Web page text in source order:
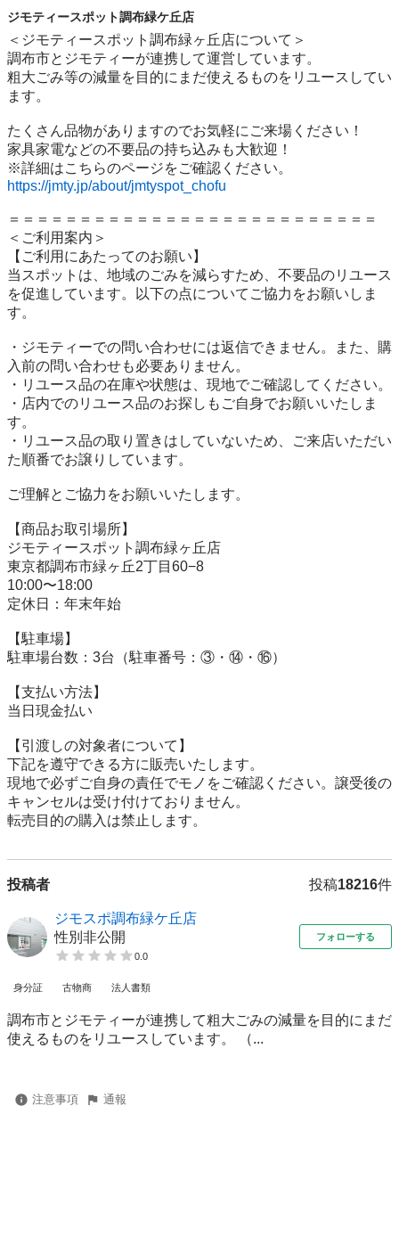
ジモティースポット調布緑ケ丘店
＜ジモティースポット調布緑ヶ丘店について＞
調布市とジモティーが連携して運営しています。
粗⼤ごみ等の減量を⽬的にまだ使えるものをリユースしてい
ます。
たくさん品物がありますのでお気軽にご来場ください！
家具家電などの不要品の持ち込みも大歓迎！
https://jmty.jp/about/jmtyspot_chofu
＝＝＝＝＝＝＝＝＝＝＝＝＝＝＝＝＝＝＝＝＝＝＝＝＝＝
＜ご利用案内＞
【ご利用にあたってのお願い】
当スポットは、地域のごみを減らすため、不要品のリユース
を促進しています。以下の点についてご協力をお願いしま
す。
・ジモティーでの問い合わせには返信できません。また、購
入前の問い合わせも必要ありません。
・リユース品の在庫や状態は、現地でご確認してください。
・店内でのリユース品のお探しもご自身でお願いいたしま
す。
・リユース品の取り置きはしていないため、ご来店いただい
た順番でお譲りしています。
ご理解とご協力をお願いいたします。
【商品お取引場所】
ジモティースポット調布緑ヶ丘店
東京都調布市緑ヶ丘2丁目60−8
10:00〜18:00
定休日：年末年始
【駐⾞場】
駐車場台数：3台（駐車番号：③・⑭・⑯）
【⽀払い⽅法】
当日現金払い
【引渡しの対象者について】
下記を遵守できる⽅に販売いたします。
現地で必ずご⾃⾝の責任でモノをご確認ください。譲受後の
キャンセルは受け付けておりません。
転売⽬的の購⼊は禁⽌します。
投稿者 投稿18216件
ジモスポ調布緑ケ丘店
性別非公開
0.0
フォローする
身分証 古物商 法人書類
調布市とジモティーが連携して粗⼤ごみの減量を⽬的にまだ
使えるものをリユースしています。 （...
注意事項 通報